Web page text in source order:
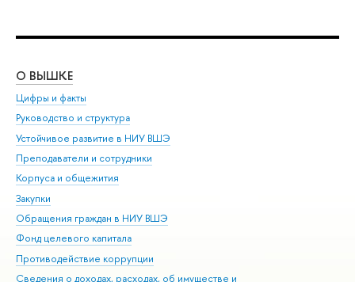
О ВЫШКЕ
Цифры и факты
Руководство и структура
Устойчивое развитие в НИУ ВШЭ
Преподаватели и сотрудники
Корпуса и общежития
Закупки
Обращения граждан в НИУ ВШЭ
Фонд целевого капитала
Противодействие коррупции
Сведения о доходах, расходах, об имуществе и